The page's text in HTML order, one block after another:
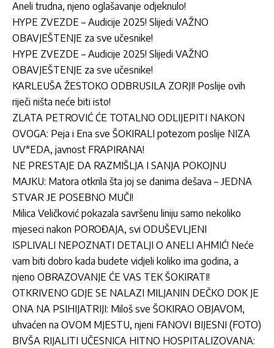
Aneli trudna, njeno oglašavanje odjeknulo!
HYPE ZVEZDE – Audicije 2025! Slijedi VAŽNO
OBAVJEŠTENJE za sve učesnike!
HYPE ZVEZDE – Audicije 2025! Slijedi VAŽNO
OBAVJEŠTENJE za sve učesnike!
KARLEUŠA ŽESTOKO ODBRUSILA ZORJI! Poslije ovih
riječi ništa neće biti isto!
ZLATA PETROVIĆ ĆE TOTALNO ODLIJEPITI NAKON
OVOGA: Peja i Ena sve ŠOKIRALI potezom poslije NIZA
UV*EDA, javnost FRAPIRANA!
NE PRESTAJE DA RAZMIŠLJA I SANJA POKOJNU
MAЈKU: Matora otkrila šta joj se danima dešava – ЈEDNA
STVAR ЈE POSEBNO MUČI!
Milica Veličković pokazala savršenu liniju samo nekoliko
mjeseci nakon POROĐAJA, svi ODUŠEVLJENI
ISPLIVALI NEPOZNATI DETALJI O ANELI AHMIĆ! Neće
vam biti dobro kada budete vidjeli koliko ima godina, a
njeno OBRAZOVANJE ĆE VAS TEK ŠOKIRATI!
OTKRIVENO GDJE SE NALAZI MILJANIN DEČKO DOK JE
ONA NA PSIHIJATRIJI: Miloš sve ŠOKIRAO OBJAVOM,
uhvaćen na OVOM MJESTU, njeni FANOVI BIJESNI (FOTO)
BIVŠA RIJALITI UČESNICA HITNO HOSPITALIZOVANA: